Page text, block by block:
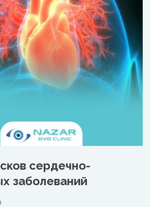
сердечно-
заболеваний